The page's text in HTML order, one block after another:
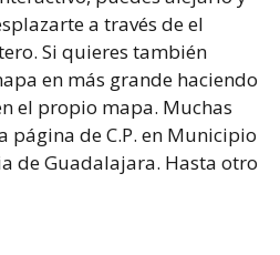
a través de el
Si quieres también
en más grande haciendo
el propio mapa. Muchas
página de C.P. en Municipio
de Guadalajara. Hasta otro